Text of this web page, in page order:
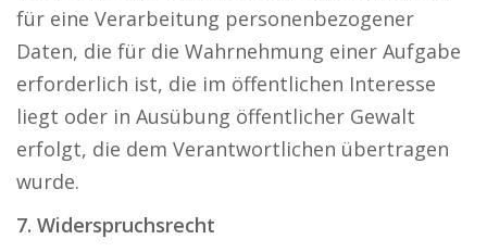
für eine Verarbeitung personenbezogener
Daten, die für die Wahrnehmung einer Aufgabe
erforderlich ist, die im öffentlichen Interesse
liegt oder in Ausübung öffentlicher Gewalt
erfolgt, die dem Verantwortlichen übertragen
wurde.
7. Widerspruchsrecht